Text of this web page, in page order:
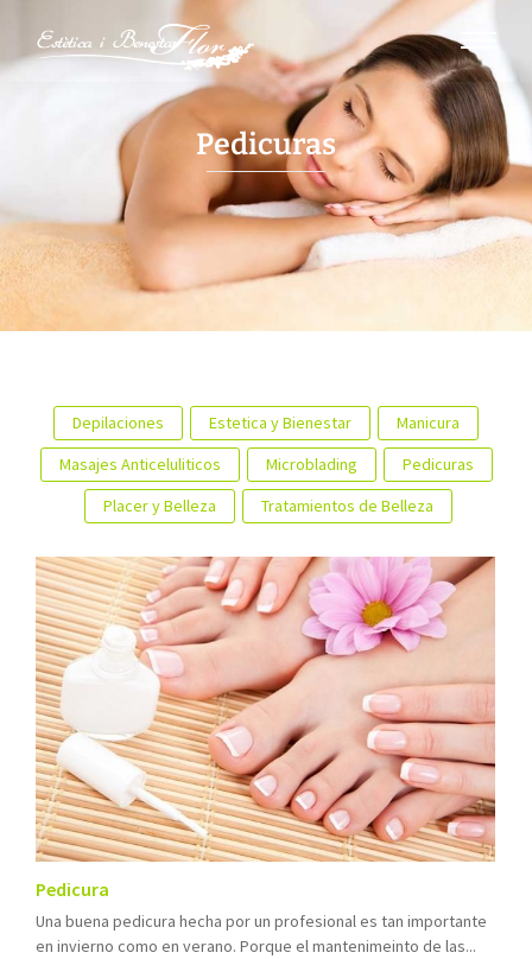
Pedicuras
Depilaciones Estetica y Bienestar
Manicura
Masajes Anticeluliticos
Microblading
Pedicuras
Placer y Belleza
Tratamientos de Belleza
Pedicura
Una buena pedicura hecha por un profesional es tan importante
en invierno como en verano. Porque el mantenimeinto de las...